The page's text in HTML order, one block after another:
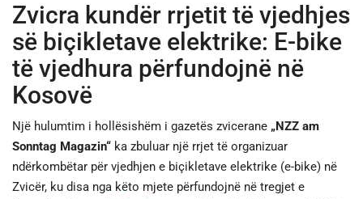
SHOWBIZ
BOTA
TECH
JETA
SPORTI
Zvicra kundër rrjetit të vjedhjes
së biçikletave elektrike: E-bike
të vjedhura përfundojnë në
Kosovë
Një hulumtim i hollësishëm i gazetës zvicerane „NZZ am
Sonntag Magazin“ ka zbuluar një rrjet të organizuar
ndërkombëtar për vjedhjen e biçikletave elektrike (e-bike) në
Zvicër, ku disa nga këto mjete përfundojnë në tregjet e